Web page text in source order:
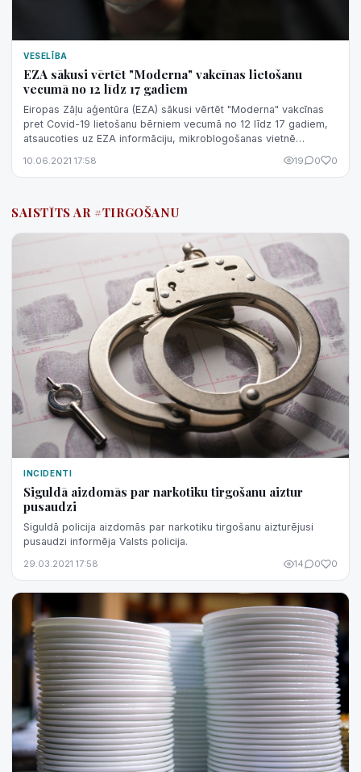
VESELĪBA
EZA sākusi vērtēt "Moderna" vakcīnas lietošanu
vecumā no 12 līdz 17 gadiem
Eiropas Zāļu aģentūra (EZA) sākusi vērtēt "Moderna" vakcīnas
pret Covid-19 lietošanu bērniem vecumā no 12 līdz 17 gadiem,
atsaucoties uz EZA informāciju, mikroblogošanas vietnē
10.06.2021 17:58 19 0 0
SAISTĪTS AR #TIRGOŠANU
INCIDENTI
Siguldā aizdomās par narkotiku tirgošanu aiztur
pusaudzi
Siguldā policija aizdomās par narkotiku tirgošanu aizturējusi
pusaudzi informēja Valsts policija.
29.03.2021 17:58 14 0 0